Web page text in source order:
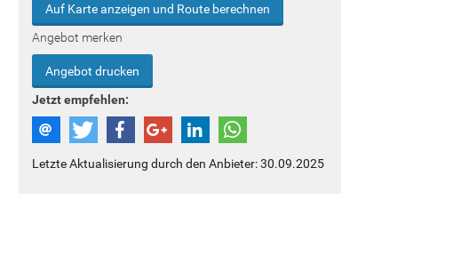
Auf Karte anzeigen und Route berechnen
Angebot merken
Angebot drucken
Jetzt empfehlen:
Letzte Aktualisierung durch den Anbieter: 30.09.2025